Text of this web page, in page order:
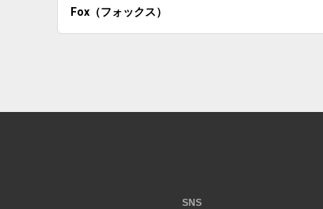
Fox（フォックス）
SNS